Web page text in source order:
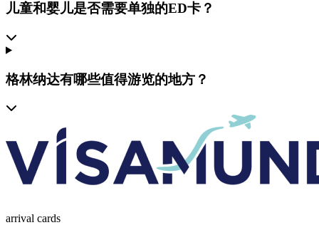
儿童和婴儿是否需要单独的ED卡？
格林纳达有哪些值得游览的地方？
arrival cards